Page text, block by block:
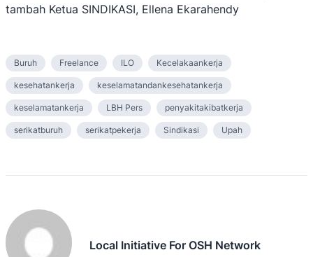
tambah Ketua SINDIKASI, Ellena Ekarahendy
Buruh Freelance ILO Kecelakaankerja
kesehatankerja keselamatandankesehatankerja
keselamatankerja LBH Pers penyakitakibatkerja
serikatburuh serikatpekerja Sindikasi Upah
Local Initiative For OSH Network